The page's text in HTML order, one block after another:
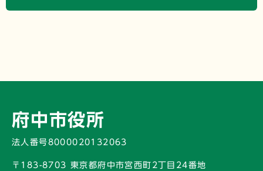
府中市役所
法人番号8000020132063
〒183-8703 東京都府中市宮西町2丁目24番地